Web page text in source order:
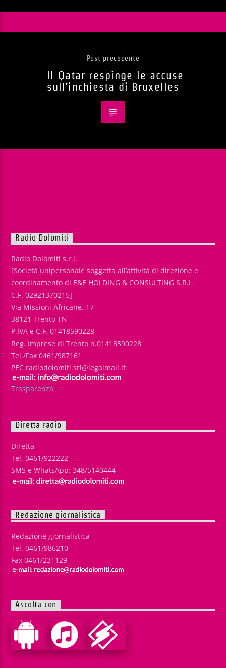
Post precedente
Il Qatar respinge le accuse
sull’inchiesta di Bruxelles
Radio Dolomiti
Radio Dolomiti s.r.l.
[Società unipersonale soggetta all’attività di direzione e
coordinamento di E&E HOLDING & CONSULTING S.R.L.
C.F. 02921370215]
Via Missioni Africane, 17
38121 Trento TN
P.IVA e C.F. 01418590228
Reg. Imprese di Trento n.01418590228
Tel./Fax 0461/987161
PEC radiodolomiti.srl@legalmail.it
Trasparenza
Diretta radio
Diretta
Tel. 0461/922222
SMS e WhatsApp: 348/5140444
Redazione giornalistica
Redazione giornalistica
Tel. 0461/986210
Fax 0461/231129
Ascolta con